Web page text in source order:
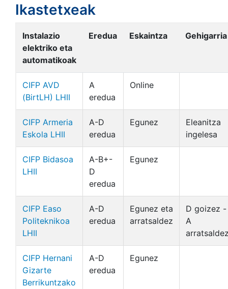
Ikastetxeak
Instalazio
elektriko eta
automatikoak
Eredua Eskaintza Gehigarria
CIFP AVD
(BirtLH) LHII
A
eredua
Online
CIFP Armeria
Eskola LHII
A-D
eredua
Egunez
Eleanitza
ingelesa
CIFP Bidasoa
LHII
A-B+-
D
eredua
Egunez
CIFP Easo
Politeknikoa
LHII
A-D
eredua
Egunez eta
arratsaldez
D goizez -
A
CIFP Hernani
Gizarte
Berrikuntzako
A-D
eredua
Egunez